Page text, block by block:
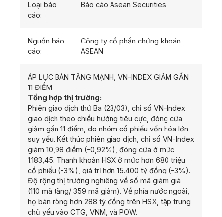
Loại báo
cáo:
Báo cáo Asean Securities
Nguồn báo
cáo:
Công ty cổ phần chứng khoán
ASEAN
ÁP LỰC BÁN TĂNG MẠNH, VN-INDEX GIẢM GẦN
11 ĐIỂM
Tổng hợp thị trường:
Phiên giao dịch thứ Ba (23/03), chỉ số VN-Index
giao dịch theo chiều hướng tiêu cực, đóng cửa
giảm gần 11 điểm, do nhóm cổ phiếu vốn hóa lớn
suy yếu. Kết thúc phiên giao dịch, chỉ số VN-Index
giảm 10,98 điểm (-0,92%), đóng cửa ở mức
1.183,45. Thanh khoản HSX ở mức hơn 680 triệu
cổ phiếu (-3%), giá trị hơn 15.400 tỷ đồng (-3%).
Độ rộng thị trường nghiêng về số mã giảm giá
(110 mã tăng/ 359 mã giảm). Về phía nước ngoài,
họ bán ròng hơn 288 tỷ đồng trên HSX, tập trung
chủ yếu vào CTG, VNM, và POW.